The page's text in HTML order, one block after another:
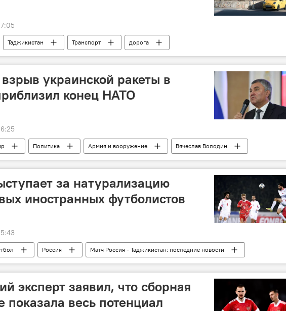
Таджикистан Транспорт дорога
украинской ракеты в
конец НАТО
Политика Армия и вооружение Вячеслав Володин
за натурализацию
иностранных футболистов
Россия Матч Россия - Таджикистан: последние новости
эксперт заявил, что сборная
показала весь потенциал